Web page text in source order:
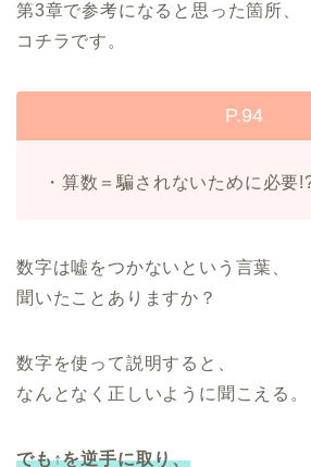
第3章で参考になると思った箇所、
コチラです。
P.94
・算数＝騙されないために必要
数字は嘘をつかないという言葉、
聞いたことありますか？
数字を使って説明すると、
なんとなく正しいように聞こえる。
でも↑を逆手に取り、